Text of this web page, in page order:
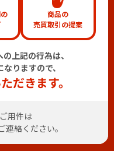
商品の
売買取引の提案
上記の行為は、
りますので、
だきます。
用件は
連絡ください。